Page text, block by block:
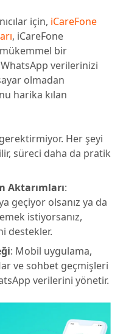
için, iCareFone
, iCareFone
bir
verilerinizi
olmadan
harika kılan
Her şeyi
süreci daha da pratik
Aktarımları:
geçiyor olsanız ya da
istiyorsanız,
destekler.
: Mobil uygulama,
ve sohbet geçmişleri
verilerini yönetir.